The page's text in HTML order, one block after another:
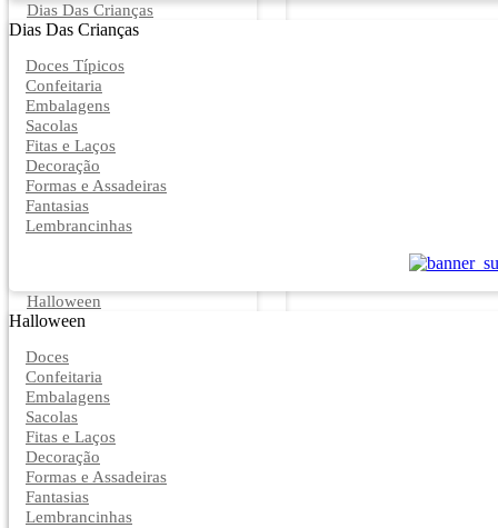
Dias Das Crianças
Dias Das Crianças
Doces Típicos
Confeitaria
Embalagens
Sacolas
Fitas e Laços
Decoração
Formas e Assadeiras
Fantasias
Lembrancinhas
Halloween
Halloween
Doces
Confeitaria
Embalagens
Sacolas
Fitas e Laços
Decoração
Formas e Assadeiras
Fantasias
Lembrancinhas